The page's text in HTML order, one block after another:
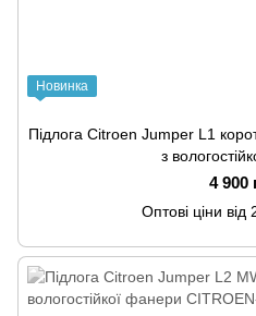
Новинка
Підлога Citroen Jumper L1
з
4 900
Оптові ціни від